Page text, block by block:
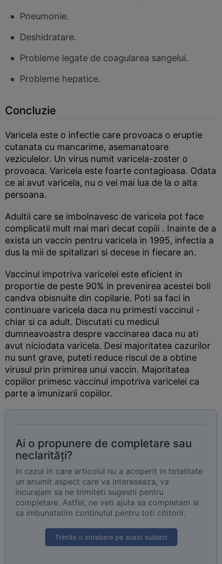
Pneumonie.
Deshidratare.
Probleme legate de coagularea sangelui.
Probleme hepatice.
Concluzie
Varicela este o infectie care provoaca o eruptie
cutanata cu mancarime, asemanatoare
veziculelor. Un virus numit varicela-zoster o
provoaca. Varicela este foarte contagioasa. Odata
ce ai avut varicela, nu o vei mai lua de la o alta
persoana.
Adultii care se imbolnavesc de varicela pot face
complicatii mult mai mari decat copiii . Inainte de a
exista un vaccin pentru varicela in 1995, infectia a
dus la mii de spitalizari si decese in fiecare an.
Vaccinul impotriva varicelei este eficient in
proportie de peste 90% in prevenirea acestei boli
candva obisnuite din copilarie. Poti sa faci in
continuare varicela daca nu primesti vaccinul -
chiar si ca adult. Discutati cu medicul
dumneavoastra despre vaccinarea daca nu ati
avut niciodata varicela. Desi majoritatea cazurilor
nu sunt grave, puteti reduce riscul de a obtine
virusul prin primirea unui vaccin. Majoritatea
copiilor primesc vaccinul impotriva varicelei ca
parte a imunizarii copiilor.
Ai o propunere de completare sau
neclarități?
In cazul in care articolul nu a acoperit in totalitate
un anumit aspect care va intereseaza, va
incurajam sa ne trimiteti sugestii pentru
completare. Astfel, ne veti ajuta sa completam si
sa imbunatatim continutul pentru toti cititorii.
Trimite o intrebare pe acest subiect